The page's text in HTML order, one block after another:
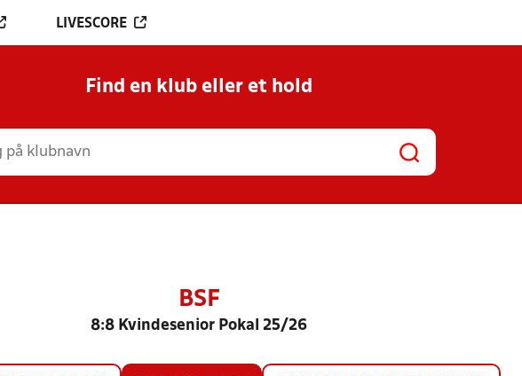
LIVESCORE
Find en klub eller et hold
BSF
8:8 Kvindesenior Pokal 25/26